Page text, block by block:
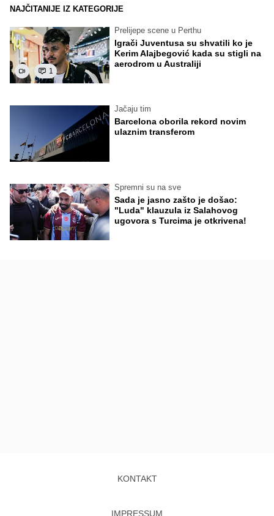
NAJČITANIJE IZ KATEGORIJE
1
Prelijepe scene u Perthu
Igrači Juventusa su shvatili ko je
Kerim Alajbegović kada su stigli na
aerodrom u Australiji
Jačaju tim
Barcelona oborila rekord novim
ulaznim transferom
Spremni su na sve
Sada je jasno zašto je došao:
"Luda" klauzula iz Salahovog
ugovora s Turcima je otkrivena!
KONTAKT
IMPRESSUM